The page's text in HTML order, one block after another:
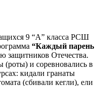
9 “А” класса РСШ
“Каждый парень
защитников Отечества.
(роты) и соревновались в
кидали гранаты
(сбивали кегли), ели